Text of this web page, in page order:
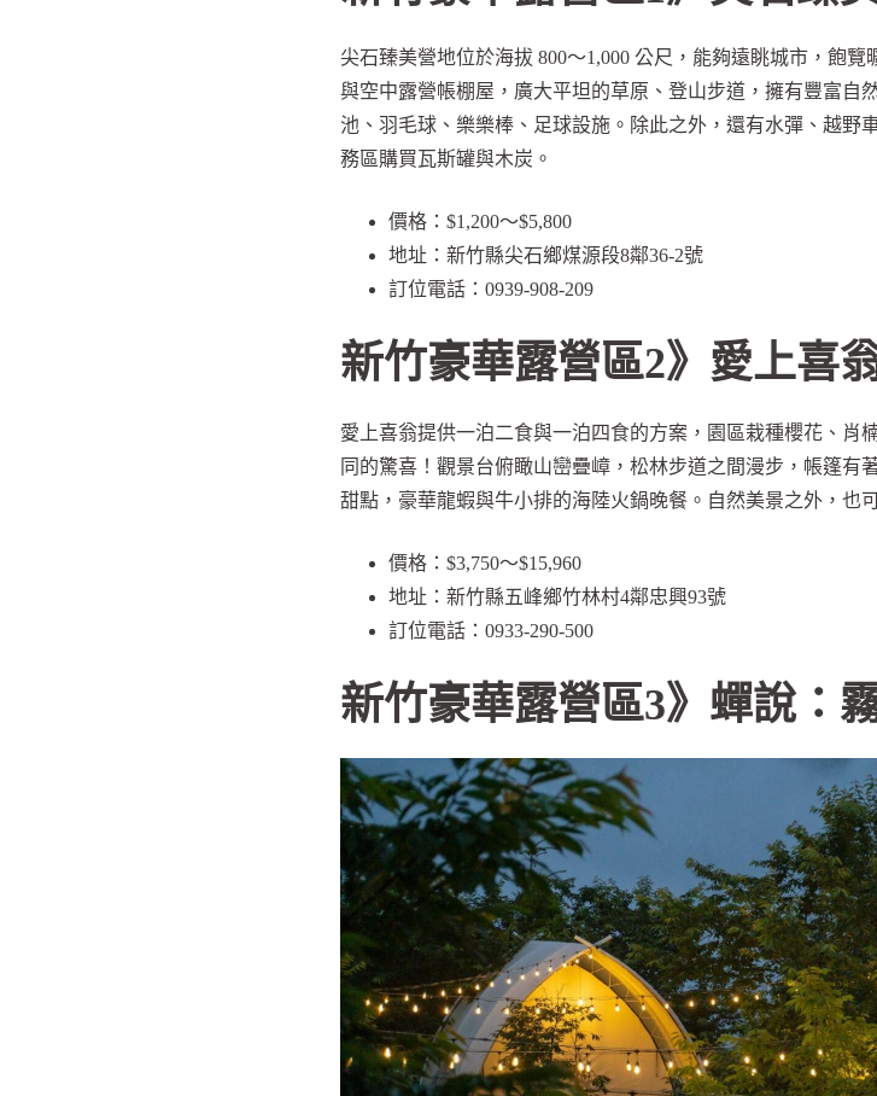
尖石臻美營地位於海拔 800～1,000 公尺，能夠遠眺城市，飽
與空中露營帳棚屋，廣大平坦的草原、登山步道，擁有豐富自
池、羽毛球、樂樂棒、足球設施。除此之外，還有水彈、越野
務區購買瓦斯罐與木炭。
價格：$1,200～$5,800
地址：新竹縣尖石鄉煤源段8鄰36-2號
訂位電話：0939-908-209
新竹豪華露營區2》愛上喜
愛上喜翁提供一泊二食與一泊四食的方案，園區栽種櫻花、肖
同的驚喜！觀景台俯瞰山巒疊嶂，松林步道之間漫步，帳篷有
甜點，豪華龍蝦與牛小排的海陸火鍋晚餐。自然美景之外，也
價格：$3,750～$15,960
地址：新竹縣五峰鄉竹林村4鄰忠興93號
訂位電話：0933-290-500
新竹豪華露營區3》蟬說：